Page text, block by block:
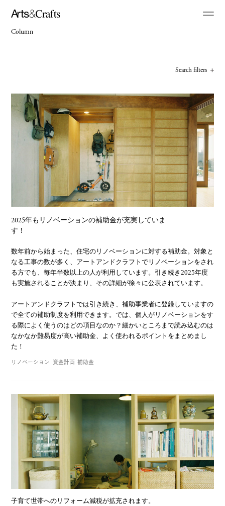
Column
Search filters
2025年もリノベーションの補助金が充実していま
す！
数年前から始まった、住宅のリノベーションに対する補助金。対象と
なる工事の数が多く、アートアンドクラフトでリノベーションをされ
る方でも、毎年半数以上の人が利用しています。引き続き2025年度
も実施されることが決まり、その詳細が徐々に公表されています。
アートアンドクラフトでは引き続き、補助事業者に登録していますの
で全ての補助制度を利用できます。では、個人がリノベーションをす
る際によく使うのはどの項目なのか？細かいところまで読み込むのは
なかなか難易度が高い補助金、よく使われるポイントをまとめまし
た！
リノベーション 資金計画 補助金
子育て世帯へのリフォーム減税が拡充されます。